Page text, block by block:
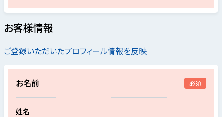
お客様情報
ご登録いただいたプロフィール情報を反映
お名前 必須
姓名